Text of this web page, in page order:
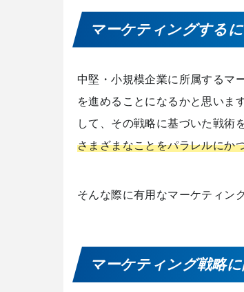
マーケティングする
中堅・小規模企業に所属するマ
を進めることになるかと思いま
して、その戦略に基づいた戦術
さまざまなことをパラレルにか
そんな際に有用なマーケティン
マーケティング戦略